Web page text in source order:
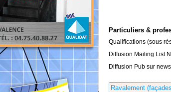
Particuliers &
Qualifications (sous
Diffusion Mailing List
Diffusion Pub sur
Ravalement